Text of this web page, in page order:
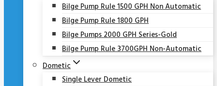
Bilge Pump Rule 1500 GPH Non Automatic
Bilge Pump Rule 1800 GPH
Bilge Pumps 2000 GPH Series-Gold
Bilge Pump Rule 3700GPH Non-Automatic
Dometic
Single Lever Dometic